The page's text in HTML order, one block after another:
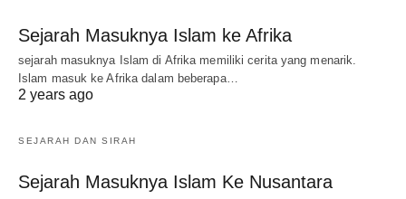
Sejarah Masuknya Islam ke Afrika
sejarah masuknya Islam di Afrika memiliki cerita yang menarik.
Islam masuk ke Afrika dalam beberapa…
2 years ago
SEJARAH DAN SIRAH
Sejarah Masuknya Islam Ke Nusantara